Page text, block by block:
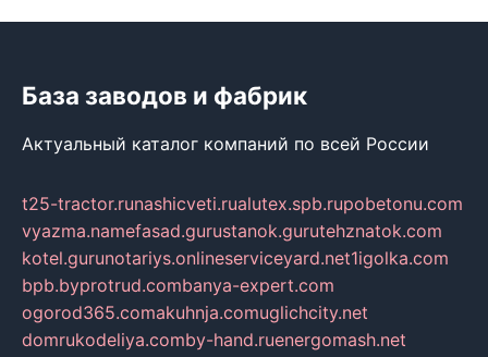
База заводов и фабрик
Актуальный каталог компаний по всей России
t25-tractor.runashicveti.rualutex.spb.rupobetonu.com
vyazma.namefasad.gurustanok.gurutehznatok.com
kotel.gurunotariys.onlineserviceyard.net1igolka.com
bpb.byprotrud.combanya-expert.com
ogorod365.comakuhnja.comuglichcity.net
domrukodeliya.comby-hand.ruenergomash.net